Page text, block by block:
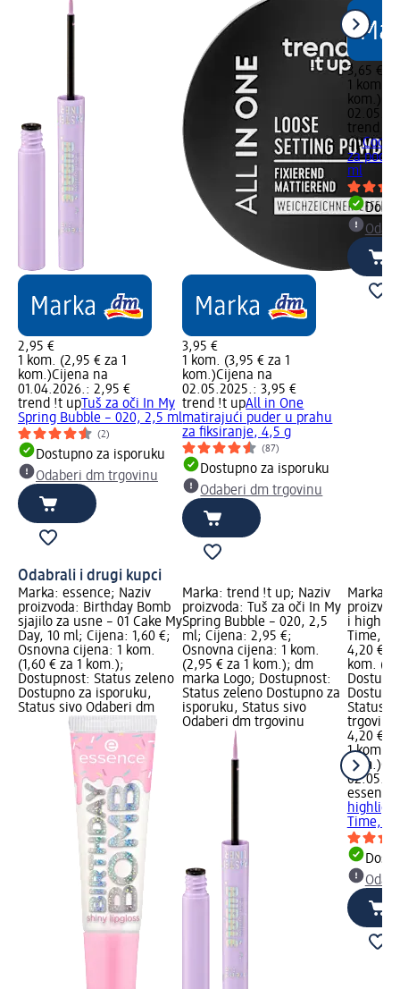
2,95 €
1 kom. (2,95 € za 1
kom.)Cijena na
01.04.2026.: 2,95 €
trend !t up Tuš za oči In My
Spring Bubble – 020, 2,5 ml
(2)
Dostupno za isporuku
Odaberi dm trgovinu
3,95 €
1 kom. (3,95 € za 1
kom.)Cijena na
02.05.2025.: 3,95 €
trend !t upAll in One
matirajući puder u prahu
za fiksiranje, 4,5 g
(87)
Dostupno za isporuku
Odaberi dm trgovinu
3,65 €
1 kom.
kom.)
trend !t
up
za
ml
Odabrali i drugi kupci
Marka: essence; Naziv
proizvoda: Birthday Bomb
sjajilo za usne – 01 Cake My
Day, 10 ml; Cijena: 1,60 €;
Osnovna cijena: 1 kom.
(1,60 € za 1 kom.);
Dostupnost: Status zeleno
Dostupno za isporuku,
Status sivo Odaberi dm
Marka: trend !t up; Naziv
proizvoda: Tuš za oči In My
Spring Bubble – 020, 2,5
ml; Cijena: 2,95 €;
Osnovna cijena: 1 kom.
(2,95 € za 1 kom.); dm
marka Logo; Dostupnost:
Status zeleno Dostupno za
isporuku, Status sivo
Odaberi dm trgovinu
Marka:
i
Time, 1
4,20 €;
kom.
Status
trgovinu
4,20 €
1 kom.
kom.)
essence
Time, 1